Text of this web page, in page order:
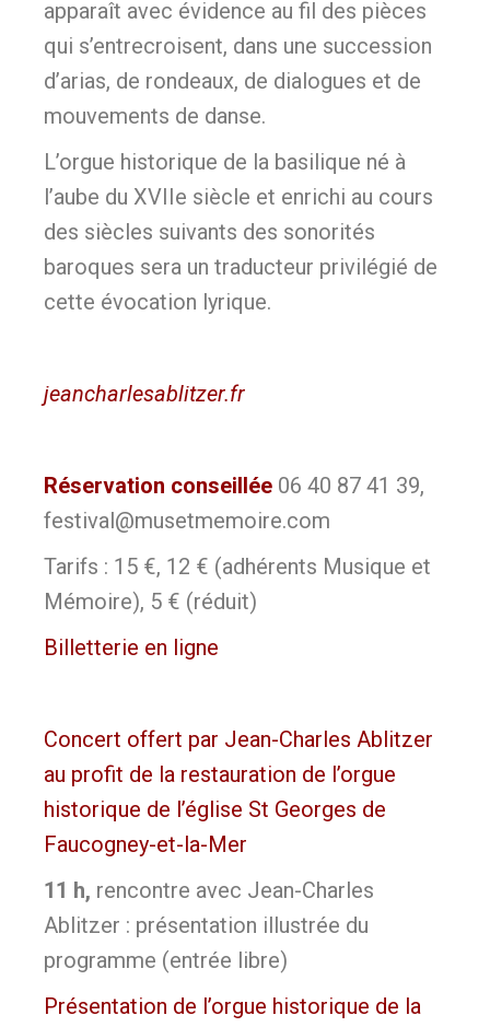
apparaît avec évidence au fil des pièces
qui s’entrecroisent, dans une succession
d’arias, de rondeaux, de dialogues et de
mouvements de danse.
L’orgue historique de la basilique né à
l’aube du XVIIe siècle et enrichi au cours
des siècles suivants des sonorités
baroques sera un traducteur privilégié de
cette évocation lyrique.
jeancharlesablitzer.fr
Réservation conseillée 06 40 87 41 39,
festival@musetmemoire.com
Tarifs : 15 €, 12 € (adhérents Musique et
Mémoire), 5 € (réduit)
Billetterie en ligne
Concert offert par Jean-Charles Ablitzer
au profit de la restauration de l’orgue
historique de l’église St Georges de
Faucogney-et-la-Mer
11 h, rencontre avec Jean-Charles
Ablitzer : présentation illustrée du
programme (entrée libre)
Présentation de l’orgue historique de la